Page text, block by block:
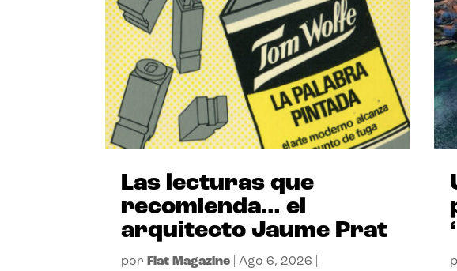
Las lecturas que
recomienda… el
arquitecto Jaume Prat
por Flat Magazine |Ago 6, 2026